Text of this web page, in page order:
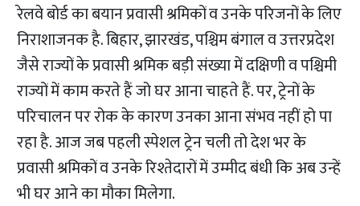
रेलवे बोर्ड का बयान प्रवासी श्रमिकों व उनके परिजनों के लिए
निराशाजनक है. बिहार, झारखंड, पश्चिम बंगाल व उत्तरप्रदेश
जैसे राज्यों के प्रवासी श्रमिक बड़ी संख्या में दक्षिणी व पश्चिमी
राज्यों में काम करते हैं जो घर आना चाहते हैं. पर, ट्रेनों के
परिचालन पर रोक के कारण उनका आना संभव नहीं हो पा
रहा है. आज जब पहली स्पेशल ट्रेन चली तो देश भर के
प्रवासी श्रमिकों व उनके रिश्तेदारों में उम्मीद बंधी कि अब उन्हें
भी घर आने का मौका मिलेगा.